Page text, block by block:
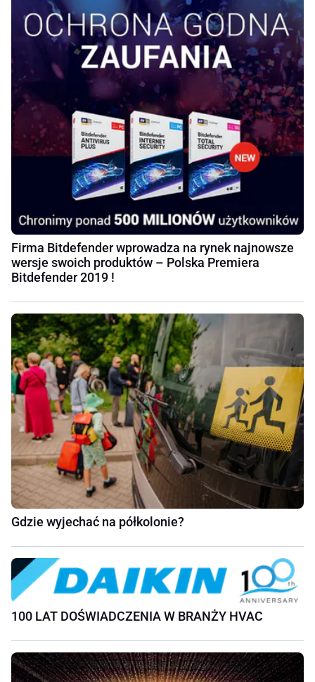
Firma Bitdefender wprowadza na rynek najnowsze
wersje swoich produktów – Polska Premiera
Bitdefender 2019 !
Gdzie wyjechać na półkolonie?
100 LAT DOŚWIADCZENIA W BRANŻY HVAC